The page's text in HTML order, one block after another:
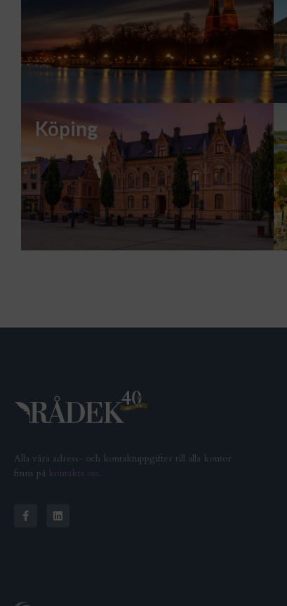
Köping
Alla våra adress- och kontaktuppgifter till alla kontor
finns på kontakta oss.